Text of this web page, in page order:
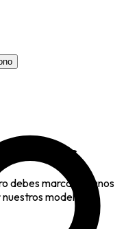
debes marcar algunos
modelos.